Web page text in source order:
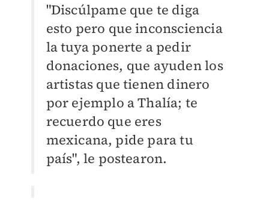
"Discúlpame que te diga
esto pero que inconsciencia
la tuya ponerte a pedir
donaciones, que ayuden los
artistas que tienen dinero
por ejemplo a Thalía; te
recuerdo que eres
mexicana, pide para tu
país", le postearon.